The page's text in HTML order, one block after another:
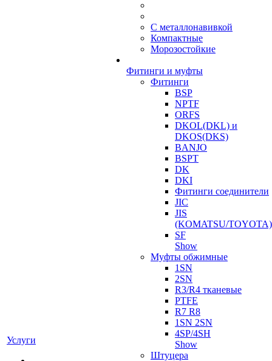
Услуги
С металлонавивкой
Компактные
Морозостойкие
Фитинги и муфты
Фитинги
BSP
NPTF
ORFS
DKOL(DKL) и
DKOS(DKS)
BANJO
BSPT
DK
DKI
Фитинги соединители
JIC
JIS
(KOMATSU/TOYOTA)
SF
Show
Муфты обжимные
1SN
2SN
R3/R4 тканевые
PTFE
R7 R8
1SN 2SN
4SP/4SH
Show
Штуцера